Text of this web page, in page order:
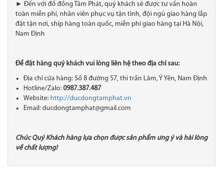
► Đến với đồ đồng Tâm Phát, quý khách sẽ được tư vấn hoàn
toàn miễn phí, nhân viên phục vụ tận tình, đội ngũ giao hàng lắp
đặt tận nơi, ship hàng toàn quốc, miễn phí giao hàng tại Hà Nội,
Nam Định
Để đặt hàng quý khách vui lòng liên hệ theo địa chỉ sau:
Địa chỉ cửa hàng: Số 8 đường 57, thi trấn Lâm, Ý Yên, Nam Định
Hotline/Zalo: 0987.387.487
Website: http://ducdongtamphat.vn
Email: ducdongtamphat@gmail.com
Chúc Quý Khách hàng lựa chọn được sản phẩm ưng ý và hài lòng
về chất lượng!